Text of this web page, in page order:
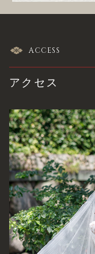
ACCESS
アクセス